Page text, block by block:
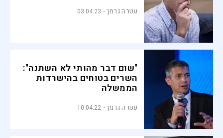
עטרה גרמן 03.04.23
"שום דבר מהותי לא השתנה":
השרים בטוחים בהישרדות
הממשלה
עטרה גרמן 10.04.22